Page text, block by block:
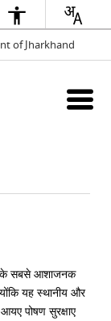
of Jharkhand
के सबसे आशाजनक
यह स्थानीय और
पोषण सुरक्षाए